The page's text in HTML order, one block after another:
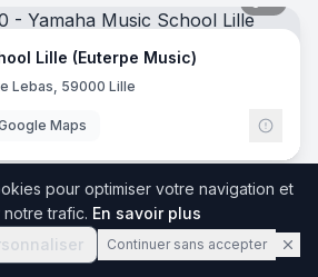
Lille (Euterpe Music)
Lebas, 59000 Lille
Maps
7
pour optimiser votre navigation et
notre trafic. En savoir plus
Continuer sans accepter